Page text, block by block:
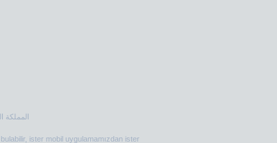
ister mobil uygulamamızdan ister